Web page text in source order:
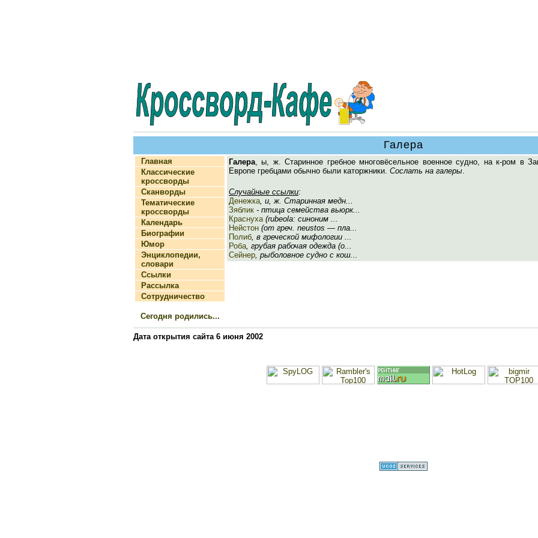
Галера
Главная
Классические
кроссворды
Сканворды
Тематические
кроссворды
Календарь
Биографии
Юмор
Энциклопедии,
словари
Ссылки
Рассылка
Сотрудничество
Сегодня родились...
Галера, ы, ж. Старинное гребное многовёсельное военное судно, на к-ром в
Европе гребцами обычно были каторжники. Сослать на галеры.
Случайные ссылки:
Денежка, и, ж. Старинная медн...
Зяблик - птица семейства вьюрк...
Краснуха(rubeola: синоним ...
Нейстон (от греч. neustos — пла...
Полиб, в греческой мифологии ...
Роба, грубая рабочая одежда (о...
Сейнер, рыболовное судно с кош...
Дата открытия сайта 6 июня 2002